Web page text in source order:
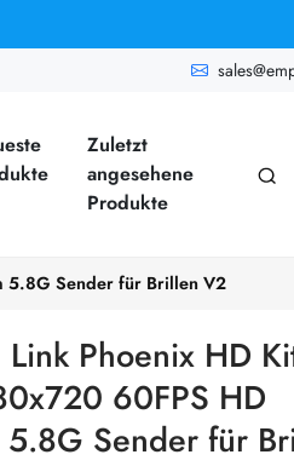
Zuletzt
angesehene
Produkte
5.8G Sender für Brillen V2
Phoenix HD
60FPS HD
5.8G Sender für